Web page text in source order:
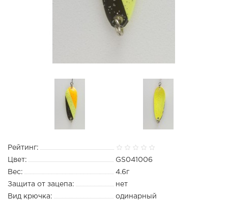
Рейтинг:
Цвет:
GS041006
Вес:
4.6г
Защита от зацепа:
нет
Вид крючка:
одинарный